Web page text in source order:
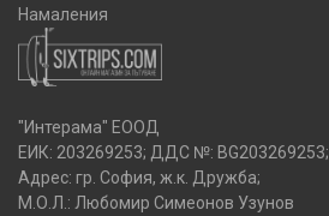
Намаления
"Интерама" ЕООД
ЕИК: 203269253; ДДС №: BG203269253;
Адрес: гр. София, ж.к. Дружба;
М.О.Л.: Любомир Симеонов Узунов